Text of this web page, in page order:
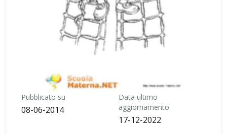
Pubblicato su
08-06-2014
Data ultimo
aggiornamento
17-12-2022